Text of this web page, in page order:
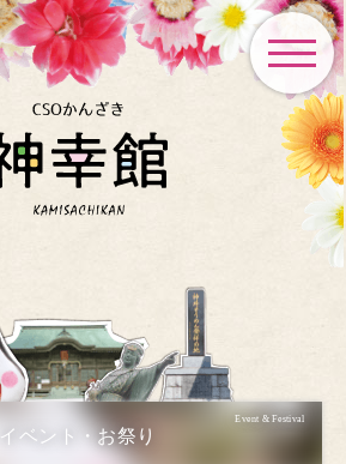
toggle
Event & Festival
イベント・お祭り